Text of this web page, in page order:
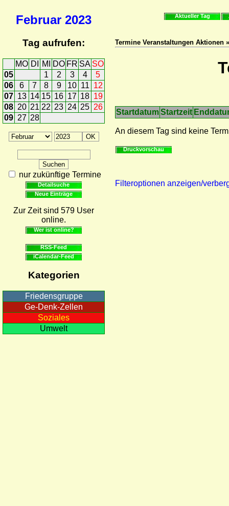
Februar 2023
Tag aufrufen:
MO DI MI DO FR SA SO
05
1 2 3 4
5
06
6 7 8 9 10 11 12
07 13 14 15 16 17 18 19
08 20 21 22 23 24 25 26
09 27 28
nur zukünftige Termine
Detailsuche
Neue Einträge
Zur Zeit sind 579 User
online.
Wer ist online?
RSS-Feed
iCalendar-Feed
Kategorien
Friedensgruppe
Ge-Denk-Zellen
Soziales
Umwelt
Aktueller Tag
Termine Veranstaltungen Aktionen
StartdatumStartzeit
An diesem Tag sind keine
Druckvorschau
Filteroptionen anzeigen/